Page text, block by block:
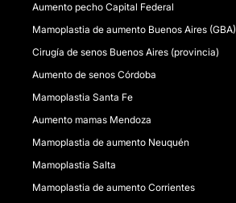
Aumento pecho Capital Federal
Mamoplastia de aumento Buenos Aires (GBA)
Cirugía de senos Buenos Aires (provincia)
Aumento de senos Córdoba
Mamoplastia Santa Fe
Aumento mamas Mendoza
Mamoplastia de aumento Neuquén
Mamoplastia Salta
Mamoplastia de aumento Corrientes